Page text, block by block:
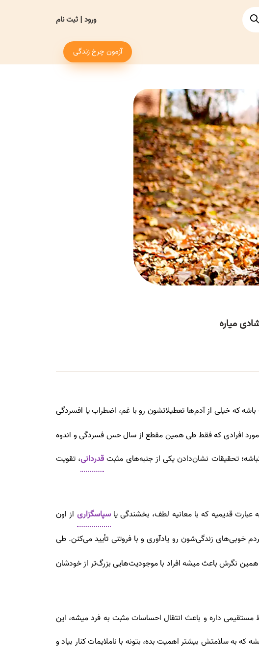
ورود | ثبت نام
آزمون چرخ زندگی
میاره
که خیلی از آدم‌ها تعطیلاتشون رو با غم، اضطراب یا افسردگی
مورد افرادی که فقط طی همین مقطع از سال حس فسردگی و اندوه
تحقیقات نشان‌دادن یکی از جنبه‌های مثبتقدردانی، تقویت
عبارت قدیمیه که با معانیه لطف، بخشندگی یاسپاسگزاری از اون
خوبی‌های زندگی‌شون رو یادآوری و با فروتنی تأیید می‌کنن. طی
نگرش باعث میشه افراد با موجودیت‌هایی بزرگ‌تر از خودشان
مستقیمی داره و باعث انتقال احساسات مثبت به فرد میشه، این
به سلامتش بیشتر اهمیت بده، بتونه با ناملایمات کنار بیاد و